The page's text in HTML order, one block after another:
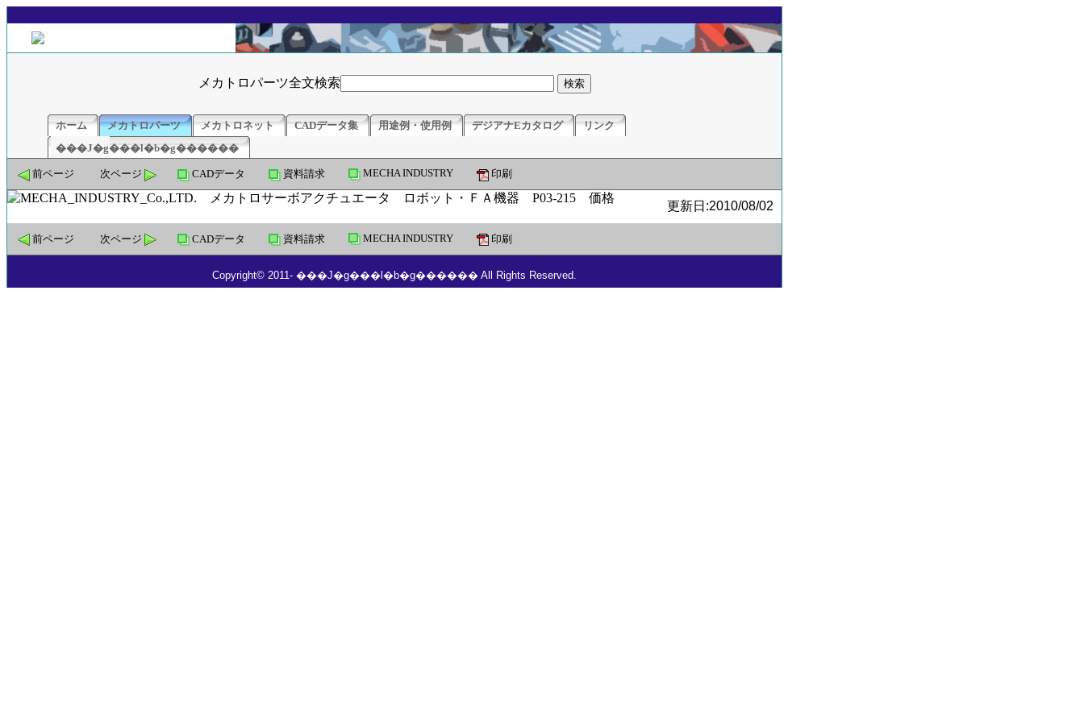
メカトロパーツ全文検索
ホーム メカトロパーツ メカトロネット CADデータ集 用途例・使用例 デジアナEカタログ
リンク
���J�g���l�b�g������
前ページ 次ページ CADデータ 資料請求 MECHA INDUSTRY 印刷
更新日:2010/08/02
前ページ 次ページ CADデータ 資料請求 MECHA INDUSTRY 印刷
Copyright© 2011- ���J�g���l�b�g������ All Rights Reserved.